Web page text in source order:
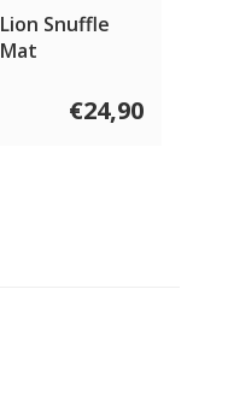
Lion Snuffle
Mat
€24,90